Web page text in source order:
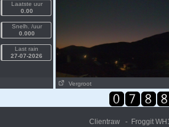
Laatste uur
0.00
Snelh. /uur
0.000
Last rain
27-07-2026
Vergroot
Clientraw - Froggit